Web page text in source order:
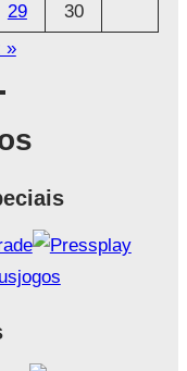
29
30
»